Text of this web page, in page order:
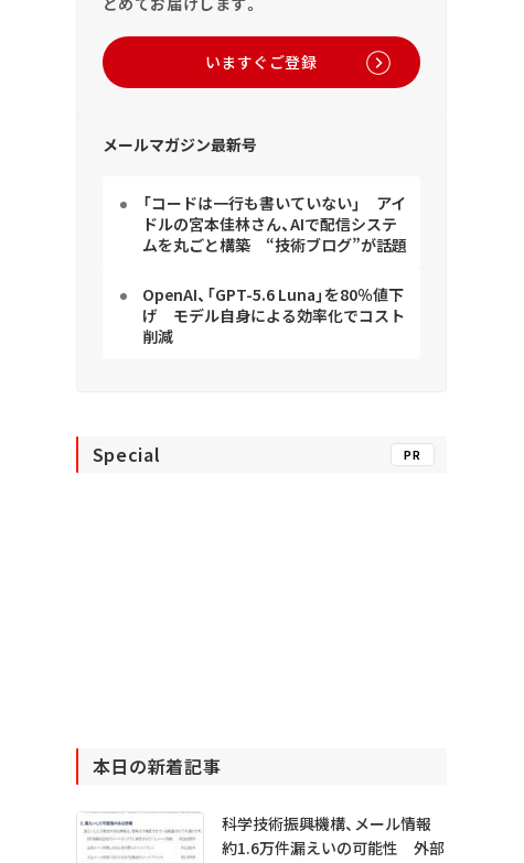
いますぐご登録
メールマガジン最新号
「コードは一行も書いていない」 アイ
ドルの宮本佳林さん、AIで配信システ
ムを丸ごと構築 “技術ブログ”が話題
OpenAI、「GPT-5.6 Luna」を80％値下
げ モデル自身による効率化でコスト
削減
Special PR
本日の新着記事
科学技術振興機構、メール情報
約1.6万件漏えいの可能性 外部